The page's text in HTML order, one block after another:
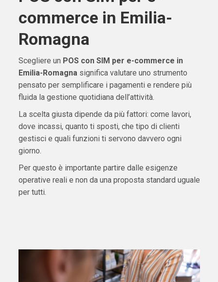
commerce in Emilia-
Romagna
Scegliere un POS con SIM per e-commerce in
Emilia-Romagnasignifica valutare uno strumento
pensato per semplificare i pagamenti e rendere più
fluida la gestione quotidiana dell’attività.
La scelta giusta dipende da più fattori: come lavori,
dove incassi, quanto ti sposti, che tipo di clienti
gestisci e quali funzioni ti servono davvero ogni
giorno.
Per questo è importante partire dalle esigenze
operative reali e non da una proposta standard uguale
per tutti.